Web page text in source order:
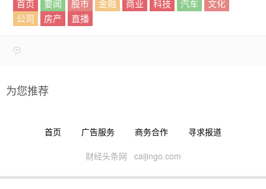
首页 要闻 股市 金融 商业 科技 汽车
文化
公司
房产 直播
为您推荐
首页 广告服务 商务合作 寻求报道
财经头条网 caijingo.com